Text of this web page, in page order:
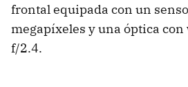
frontal equipada con un
megapíxeles y una óptica
f/2.4.